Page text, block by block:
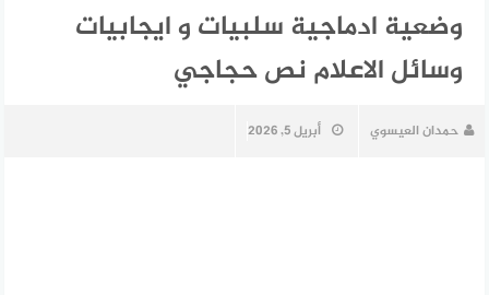
وضعية ادماجية سلبيات و ايجابيات
وسائل الاعلام نص حجاجي
حمدان العيسوي أبريل 5, 2026